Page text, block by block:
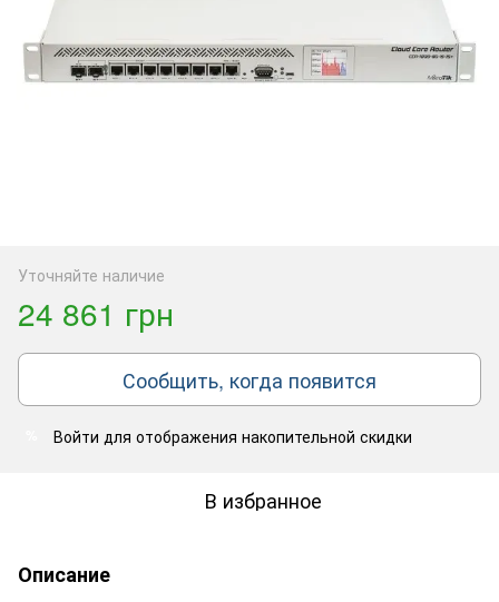
Уточняйте наличие
24 861 грн
Сообщить, когда появится
Войти для отображения накопительной скидки
В избранное
Описание